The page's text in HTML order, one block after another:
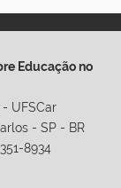
Educação no
UFSCar
- SP - BR
8934